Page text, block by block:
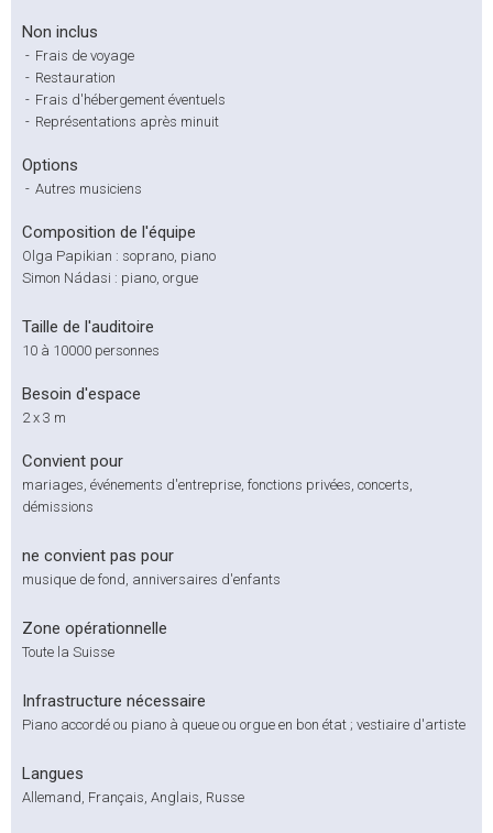
Non inclus
- Frais de voyage
- Restauration
- Frais d'hébergement éventuels
- Représentations après minuit
Options
- Autres musiciens
Composition de l'équipe
Olga Papikian : soprano, piano
Simon Nádasi : piano, orgue
Taille de l'auditoire
10 à 10000 personnes
Besoin d'espace
2 x 3 m
Convient pour
mariages, événements d'entreprise, fonctions privées, concerts,
démissions
ne convient pas pour
musique de fond, anniversaires d'enfants
Zone opérationnelle
Toute la Suisse
Infrastructure nécessaire
Piano accordé ou piano à queue ou orgue en bon état ; vestiaire d'artiste
Langues
Allemand, Français, Anglais, Russe